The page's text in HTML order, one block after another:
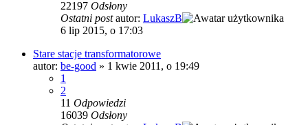
22197 Odsłony
Ostatni postautor: LukaszB
6 lip 2015, o 17:03
Stare stacje transformatorowe
autor: be-good » 1 kwie 2011, o 19:49
1
2
11 Odpowiedzi
16039 Odsłony